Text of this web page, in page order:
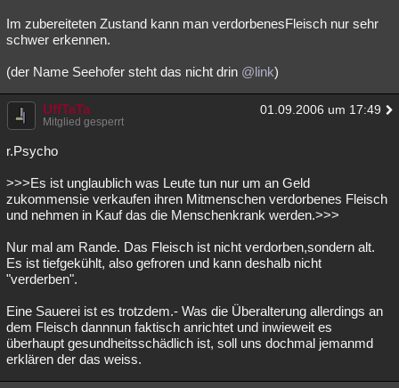
Im zubereiteten Zustand kann man verdorbenesFleisch nur sehr
schwer erkennen.
(der Name Seehofer steht das nicht drin @link)
UffTaTa 01.09.2006 um 17:49
Mitglied gesperrt
r.Psycho
>>>Es ist unglaublich was Leute tun nur um an Geld
zukommensie verkaufen ihren Mitmenschen verdorbenes Fleisch
und nehmen in Kauf das die Menschenkrank werden.>>>
Nur mal am Rande. Das Fleisch ist nicht verdorben,sondern alt.
Es ist tiefgekühlt, also gefroren und kann deshalb nicht
"verderben".
Eine Sauerei ist es trotzdem.- Was die Überalterung allerdings an
dem Fleisch dannnun faktisch anrichtet und inwieweit es
überhaupt gesundheitsschädlich ist, soll uns dochmal jemanmd
erklären der das weiss.